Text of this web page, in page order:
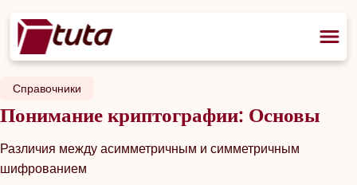
Справочники
Понимание криптографии: Основы
Различия между асимметричным и симметричным
шифрованием